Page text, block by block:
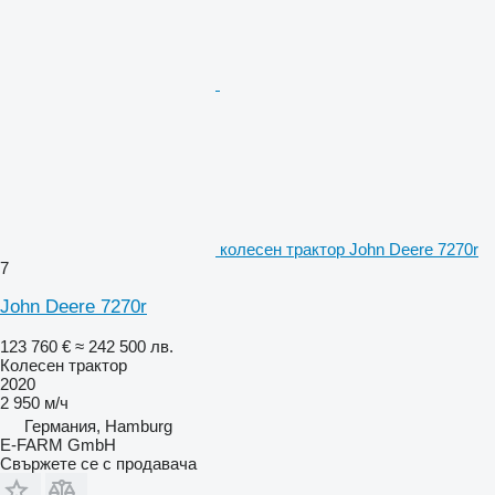
колесен трактор John Deere 7270r
7
John Deere 7270r
123 760 € ≈ 242 500 лв.
Колесен трактор
2020
2 950 м/ч
Германия, Hamburg
E-FARM GmbH
Свържете се с продавача